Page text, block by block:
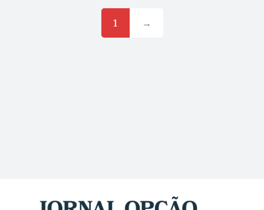
Federal
1
→